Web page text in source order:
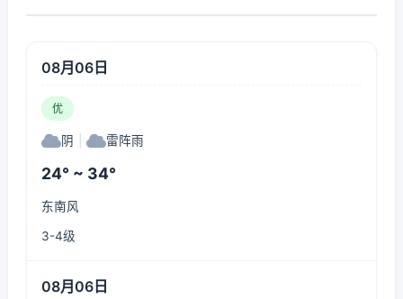
08月06日
优
阴 雷阵雨
24° ~ 34°
东南风
3-4级
08月06日